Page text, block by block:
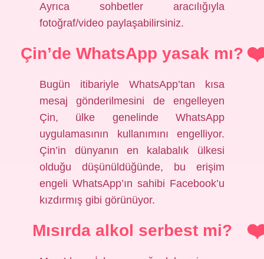
Ayrıca sohbetler aracılığıyla
fotoğraf/video paylaşabilirsiniz.
Çin’de WhatsApp yasak mı?
Bugün itibariyle WhatsApp’tan kısa
mesaj gönderilmesini de engelleyen
Çin, ülke genelinde WhatsApp
uygulamasının kullanımını engelliyor.
Çin’in dünyanın en kalabalık ülkesi
olduğu düşünüldüğünde, bu erişim
engeli WhatsApp’ın sahibi Facebook’u
kızdırmış gibi görünüyor.
Mısırda alkol serbest mi?